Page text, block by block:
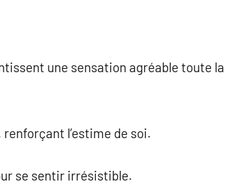
une sensation agréable toute la
l’estime de soi.
se sentir irrésistible.